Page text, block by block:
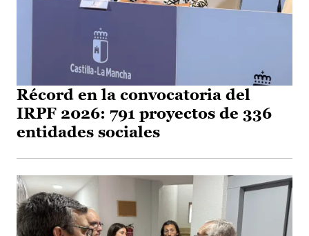
Récord en la convocatoria del
IRPF 2026: 791 proyectos de 336
entidades sociales